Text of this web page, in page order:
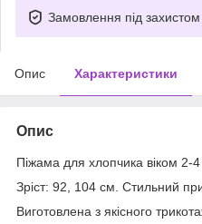
Замовлення під захистом
Опис Характеристики
Опис
Піжама для хлопчика віком 2-4
Зріст: 92, 104 см. Стильний
Виготовлена з якісного